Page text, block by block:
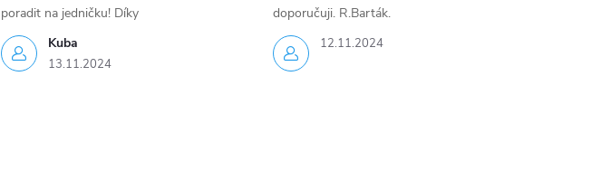
Kuba
13.11.2024
poradit na jedničku! Díky
12.11.2024
doporučuji. R.Barták.